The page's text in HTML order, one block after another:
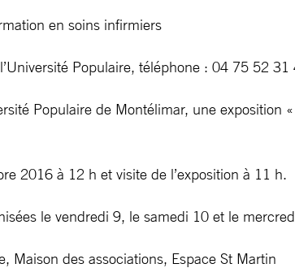
en soins infirmiers
Populaire, téléphone : 04 75 52 31
Populaire de Montélimar, une
2016 à 12 h et visite de l’exposition à 11 h.
le vendredi 9, le samedi 10 et le
Maison des associations, Espace St Martin